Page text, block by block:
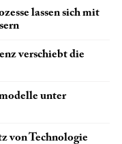
lassen sich mit
verschiebt die
unter
von Technologie